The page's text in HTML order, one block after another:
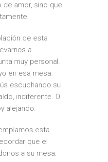
de amor, sino que
de esta
a
muy personal.
en esa mesa.
escuchando su
indiferente. O
alejando.
esta
que el
a su mesa.